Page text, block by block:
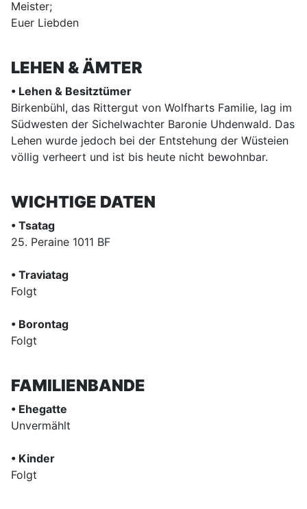
Meister;
Euer Liebden
LEHEN & ÄMTER
• Lehen & Besitztümer
Birkenbühl, das Rittergut von Wolfharts Familie, lag im
Südwesten der Sichelwachter Baronie Uhdenwald. Das
Lehen wurde jedoch bei der Entstehung der Wüsteien
völlig verheert und ist bis heute nicht bewohnbar.
WICHTIGE DATEN
• Tsatag
25. Peraine 1011 BF
• Traviatag
Folgt
• Borontag
Folgt
FAMILIENBANDE
• Ehegatte
Unvermählt
• Kinder
Folgt